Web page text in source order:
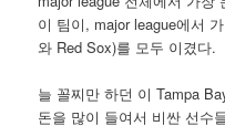
이 팀이, major league에서
와 Red Sox)를 모두 이겼다.
늘 꼴찌만 하던 이 Tampa
돈을 많이 들여서 비싼 선수